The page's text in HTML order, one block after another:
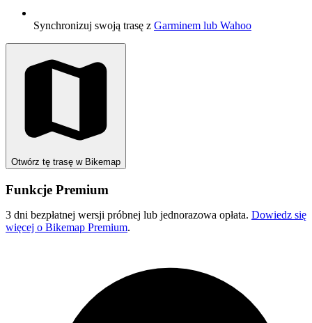
Synchronizuj swoją trasę z Garminem lub Wahoo
Otwórz tę trasę w Bikemap
Funkcje Premium
3 dni bezpłatnej wersji próbnej lub jednorazowa opłata. Dowiedz się
więcej o Bikemap Premium.